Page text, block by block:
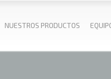
NUESTROS PRODUCTOS